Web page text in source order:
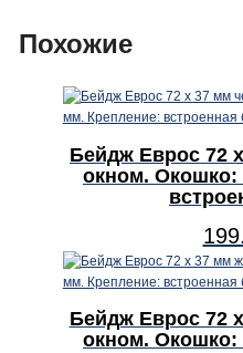
Окошко:
63х19
Крепление:
магнит
Похожие
Бейдж Еврос 72
окном. Окошко:
Бейдж Еврос 72
окном. Окошко: